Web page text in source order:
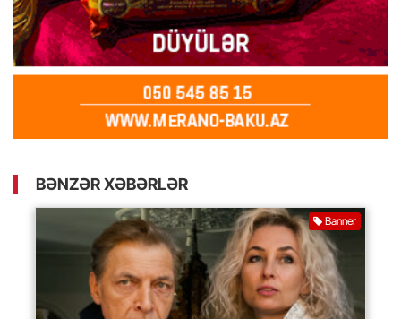
BƏNZƏR XƏBƏRLƏR
Banner